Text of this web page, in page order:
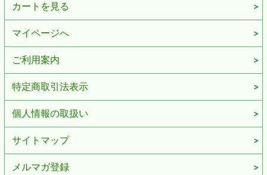
カートを見る
マイページへ
ご利用案内
特定商取引法表示
個人情報の取扱い
サイトマップ
メルマガ登録